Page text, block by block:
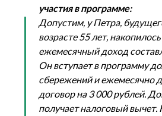
участия в программе:
Допустим, у Петра,
возрасте 55 лет,
ежемесячный доход
Он вступает в программу
сбережений и ежемесячно
договор на 3 000 рублей.
получает налоговый